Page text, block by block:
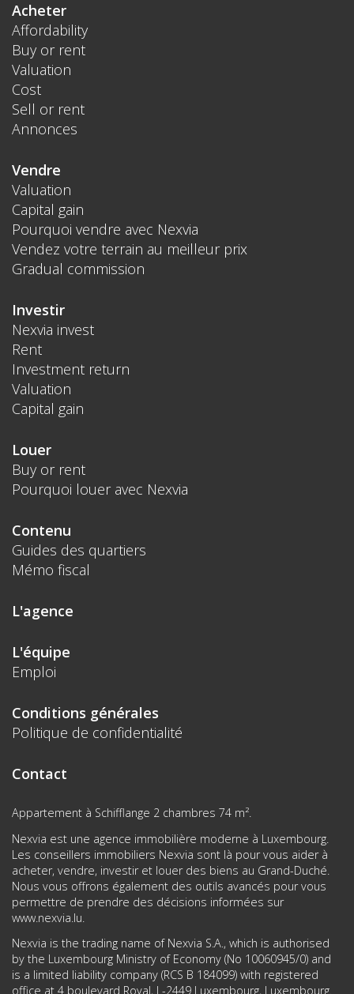
Acheter
Affordability
Buy or rent
Valuation
Cost
Sell or rent
Annonces
Vendre
Valuation
Capital gain
Pourquoi vendre avec Nexvia
Vendez votre terrain au meilleur prix
Gradual commission
Investir
Nexvia invest
Rent
Investment return
Valuation
Capital gain
Louer
Buy or rent
Pourquoi louer avec Nexvia
Contenu
Guides des quartiers
Mémo fiscal
L'agence
L'équipe
Emploi
Conditions générales
Politique de confidentialité
Contact
Appartement à Schifflange 2 chambres 74 m².
Nexvia est une agence immobilière moderne à Luxembourg.
Les conseillers immobiliers Nexvia sont là pour vous aider à
acheter, vendre, investir et louer des biens au Grand-Duché.
Nous vous offrons également des outils avancés pour vous
permettre de prendre des décisions informées sur
www.nexvia.lu
Nexvia is the trading name of Nexvia S.A., which is authorised
by the Luxembourg Ministry of Economy (No 10060945/0) and
is a limited liability company (RCS B 184099) with registered
office at 4 boulevard Royal, L-2449 Luxembourg, Luxembourg.